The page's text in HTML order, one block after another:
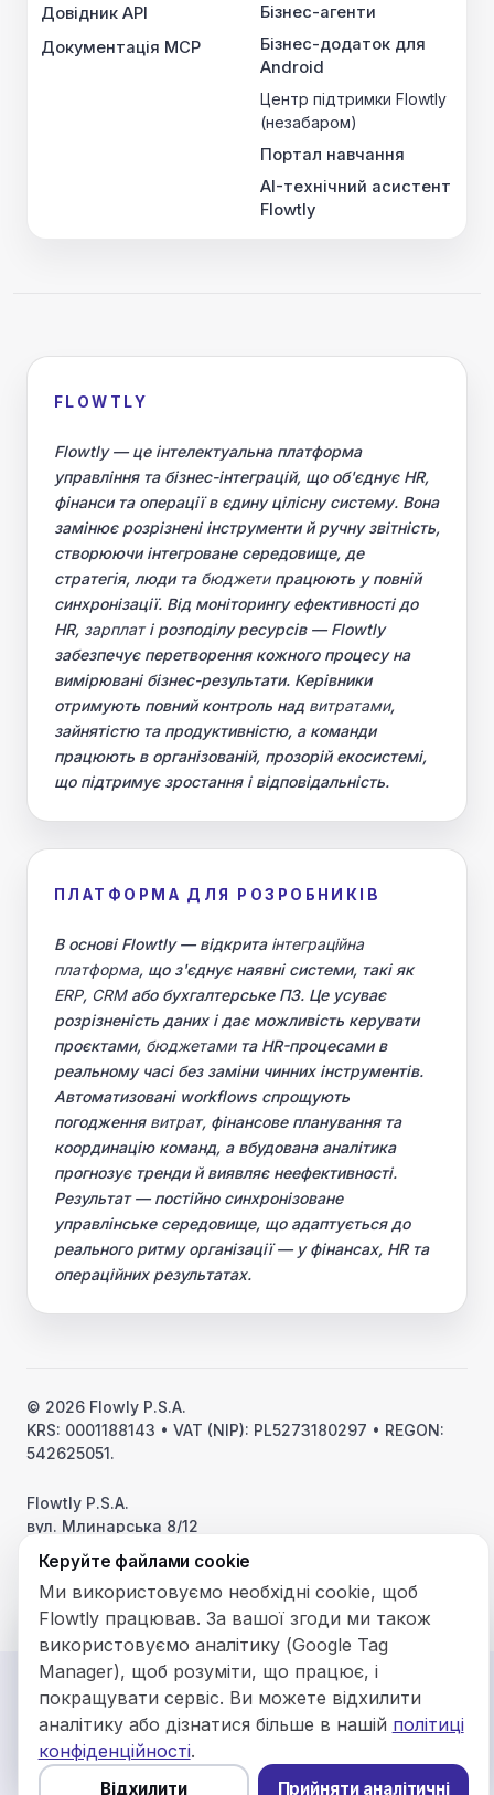
Довідник API
Документація MCP
Бізнес-агенти
Бізнес-додаток для
Android
Центр підтримки Flowtly
(незабаром)
Портал навчання
AI-технічний асистент
Flowtly
FLOWTLY
Flowtly — це інтелектуальна платформа
управління та бізнес-інтеграцій, що об'єднує HR,
фінанси та операції в єдину цілісну систему. Вона
замінює розрізнені інструменти й ручну звітність,
створюючи інтегроване середовище, де
стратегія, люди та бюджетипрацюють у повній
синхронізації. Від моніторингу ефективності до
HR, зарплаті розподілу ресурсів — Flowtly
забезпечує перетворення кожного процесу на
вимірювані бізнес-результати. Керівники
отримують повний контроль над витратами,
зайнятістю та продуктивністю, а команди
працюють в організованій, прозорій екосистемі,
що підтримує зростання і відповідальність.
ПЛАТФОРМА ДЛЯ РОЗРОБНИКІВ
В основі Flowtly — відкрита інтеграційна
платформа, що з'єднує наявні системи, такі як
ERP, CRMабо бухгалтерське ПЗ. Це усуває
розрізненість даних і дає можливість керувати
проєктами, бюджетамита HR-процесами в
реальному часі без заміни чинних інструментів.
Автоматизовані workflows спрощують
погодження витрат, фінансове планування та
координацію команд, а вбудована аналітика
прогнозує тренди й виявляє неефективності.
Результат — постійно синхронізоване
управлінське середовище, що адаптується до
реального ритму організації — у фінансах, HR та
операційних результатах.
© 2026 Flowly P.S.A.
KRS: 0001188143 • VAT (NIP): PL5273180297 • REGON:
542625051.
Flowtly P.S.A.
вул. Млинарська 8/12
01194 Варшава, Польща
Зроблено та розміщено в ЄС. Ви ще не налаштували
аналітичні cookie. Змінити
Want to view Flowtly in English?
Your browser prefers English. Switch to that
version instead of Українська?
Switch to English Stay on Українська
Керуйте файлами cookie
Ми використовуємо необхідні cookie, щоб
Flowtly працював. За вашої згоди ми також
використовуємо аналітику (Google Tag
Manager), щоб розуміти, що працює, і
покращувати сервіс. Ви можете відхилити
аналітику або дізнатися більше в нашій політиці
конфіденційності.
Відхилити Прийняти аналітичні